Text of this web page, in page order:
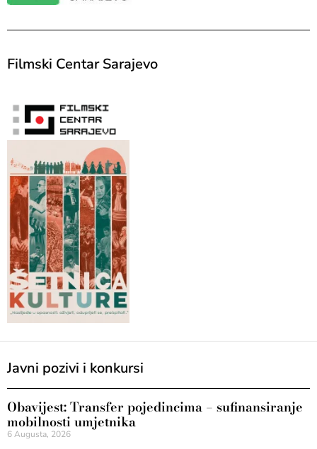
Filmski Centar Sarajevo
Javni pozivi i konkursi
Obavijest: Transfer pojedincima – sufinansiranje
mobilnosti umjetnika
6 Augusta, 2026